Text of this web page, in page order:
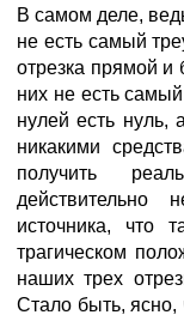
В самом деле,
не есть самый
отрезка прямой и
них не есть
нулей есть нуль,
никакими
получить
источника, что
трагическом
наших трех
Стало быть, ясно,